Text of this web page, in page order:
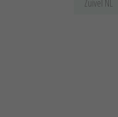
Zuivel NL